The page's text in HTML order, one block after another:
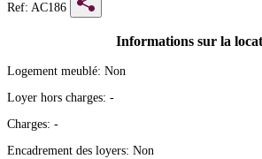
Ref: AC186
Informations sur la
Logement meublé: Non
Loyer hors charges: -
Charges: -
Encadrement des loyers: Non